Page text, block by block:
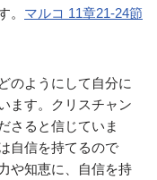
。 マルコ 11章21-24節
のようにして自分に
ます。クリスチャン
さると信じていま
自信を持てるので
や知恵に、自信を持